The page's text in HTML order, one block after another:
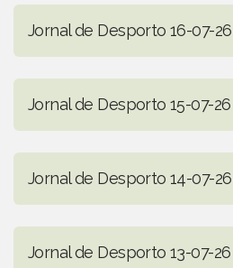
Jornal de Desporto 16-07-26
Jornal de Desporto 15-07-26
Jornal de Desporto 14-07-26
Jornal de Desporto 13-07-26